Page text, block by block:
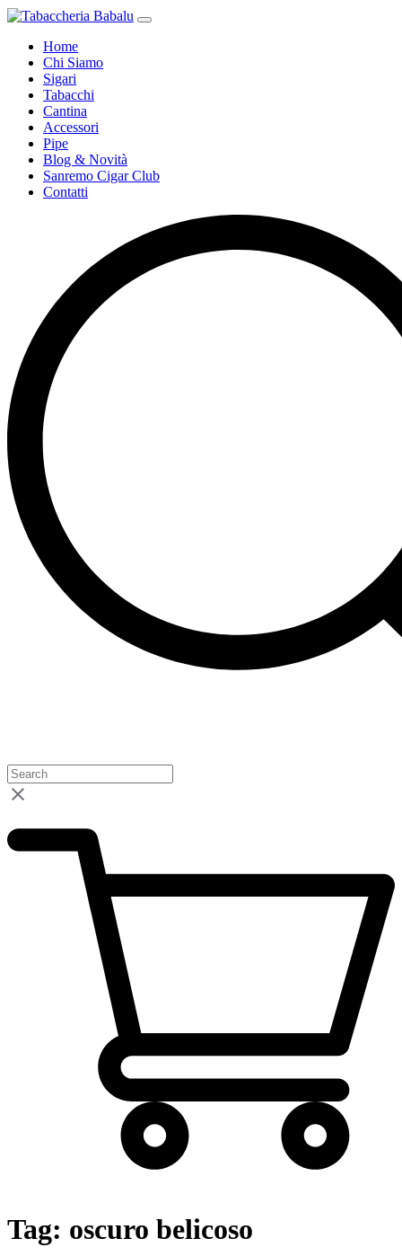
Home
Chi Siamo
Sigari
Tabacchi
Cantina
Accessori
Pipe
Blog & Novità
Sanremo Cigar Club
Contatti
Tag: oscuro belicoso